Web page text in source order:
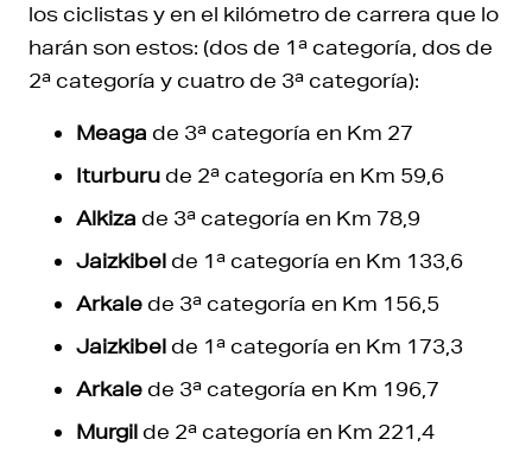
los ciclistas y en el kilómetro de carrera que lo
harán son estos: (dos de 1ª categoría, dos de
2ª categoría y cuatro de 3ª categoría):
Meaga de 3ª categoría en Km 27
Iturburude 2ª categoría en Km 59,6
Alkiza de 3ª categoría en Km 78,9
Jaizkibelde 1ª categoría en Km 133,6
Arkalede 3ª categoría en Km 156,5
Jaizkibelde 1ª categoría en Km 173,3
Arkalede 3ª categoría en Km 196,7
Murgilde 2ª categoría en Km 221,4